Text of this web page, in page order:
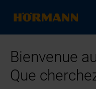
Bienvenue
Que